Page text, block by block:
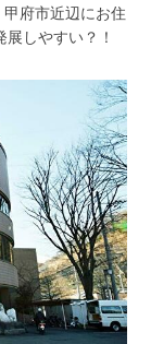
府市近辺にお住
しやすい？！